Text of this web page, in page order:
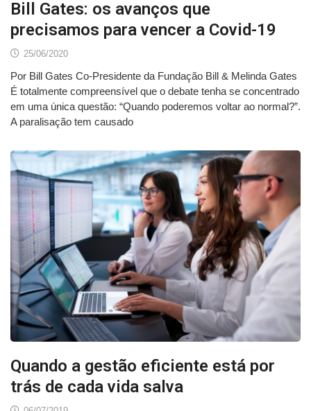
Bill Gates: os avanços que
precisamos para vencer a Covid-19
25/06/2020
Por Bill Gates Co-Presidente da Fundação Bill & Melinda Gates
É totalmente compreensível que o debate tenha se concentrado
em uma única questão: “Quando poderemos voltar ao normal?”.
A paralisação tem causado
Quando a gestão eficiente está por
trás de cada vida salva